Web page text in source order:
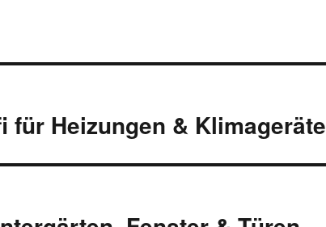
für Heizungen & Klimageräte